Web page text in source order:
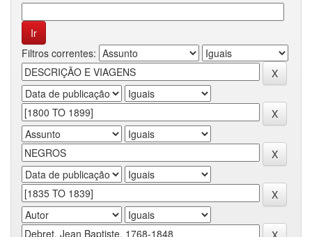
Filtros correntes: